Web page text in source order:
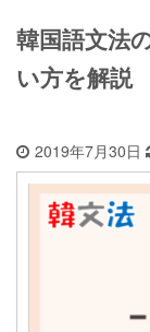
韓国語文法
い方を解説
2019年7月30日